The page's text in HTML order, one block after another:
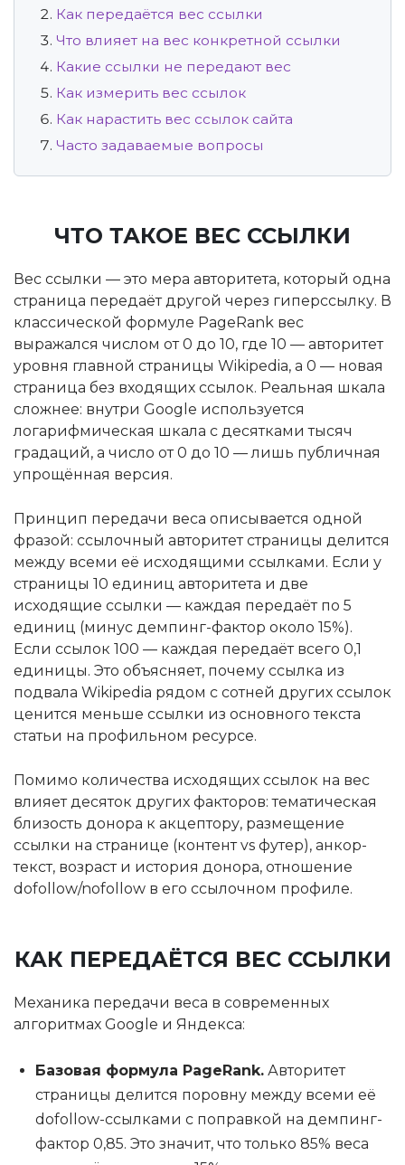
Как передаётся вес ссылки
Что влияет на вес конкретной ссылки
Какие ссылки не передают вес
Как измерить вес ссылок
Как нарастить вес ссылок сайта
Часто задаваемые вопросы
ЧТО ТАКОЕ ВЕС ССЫЛКИ
Вес ссылки — это мера авторитета, который одна
страница передаёт другой через гиперссылку. В
классической формуле PageRank вес
выражался числом от 0 до 10, где 10 — авторитет
уровня главной страницы Wikipedia, а 0 — новая
страница без входящих ссылок. Реальная шкала
сложнее: внутри Google используется
логарифмическая шкала с десятками тысяч
градаций, а число от 0 до 10 — лишь публичная
упрощённая версия.
Принцип передачи веса описывается одной
фразой: ссылочный авторитет страницы делится
между всеми её исходящими ссылками. Если у
страницы 10 единиц авторитета и две
исходящие ссылки — каждая передаёт по 5
единиц (минус демпинг-фактор около 15%).
Если ссылок 100 — каждая передаёт всего 0,1
единицы. Это объясняет, почему ссылка из
подвала Wikipedia рядом с сотней других ссылок
ценится меньше ссылки из основного текста
статьи на профильном ресурсе.
Помимо количества исходящих ссылок на вес
влияет десяток других факторов: тематическая
близость донора к акцептору, размещение
ссылки на странице (контент vs футер), анкор-
текст, возраст и история донора, отношение
dofollow/nofollow в его ссылочном профиле.
КАК ПЕРЕДАЁТСЯ ВЕС ССЫЛКИ
Механика передачи веса в современных
алгоритмах Google и Яндекса:
Базовая формула PageRank. Авторитет
страницы делится поровну между всеми её
dofollow-ссылками с поправкой на демпинг-
фактор 0,85. Это значит, что только 85% веса